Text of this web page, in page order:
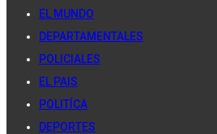
EL MUNDO
DEPARTAMENTALES
POLICIALES
EL PAIS
POLITÍCA
DEPORTES